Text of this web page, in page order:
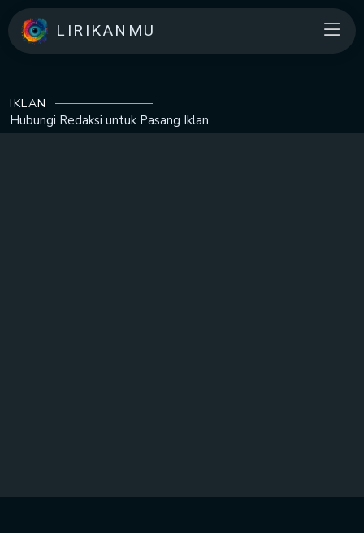
LIRIKANMU
IKLAN
Hubungi Redaksi untuk Pasang Iklan